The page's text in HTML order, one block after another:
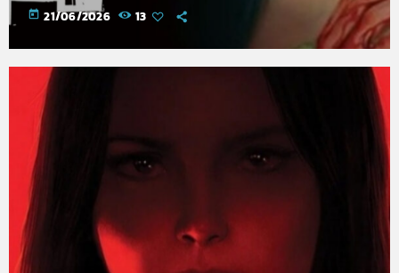
today 21/06/2026 13